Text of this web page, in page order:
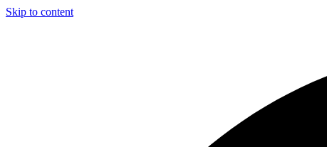
Skip to content